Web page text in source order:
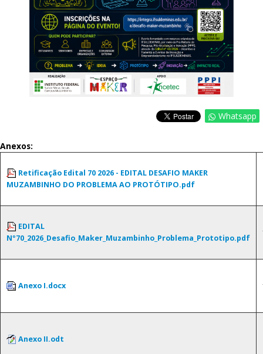
Whatsapp
Anexos:
Retificação Edital 70 2026 - EDITAL DESAFIO MAKER
MUZAMBINHO DO PROBLEMA AO PROTÓTIPO.pdf
EDITAL
Nº70_2026_Desafio_Maker_Muzambinho_Problema_Prototipo.pdf
Anexo I.docx
Anexo II.odt